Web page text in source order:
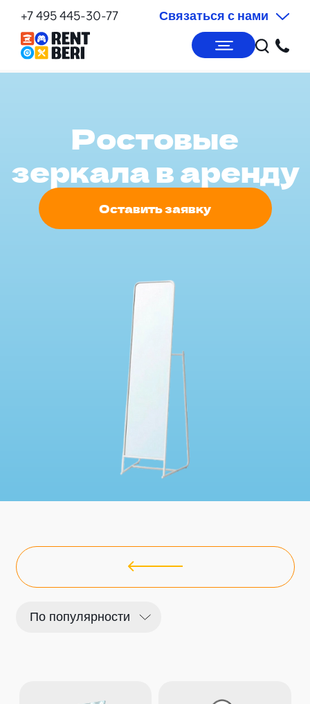
+7 495 445-30-77 Связаться с нами
Ростовые
зеркала в аренду
Оставить заявку